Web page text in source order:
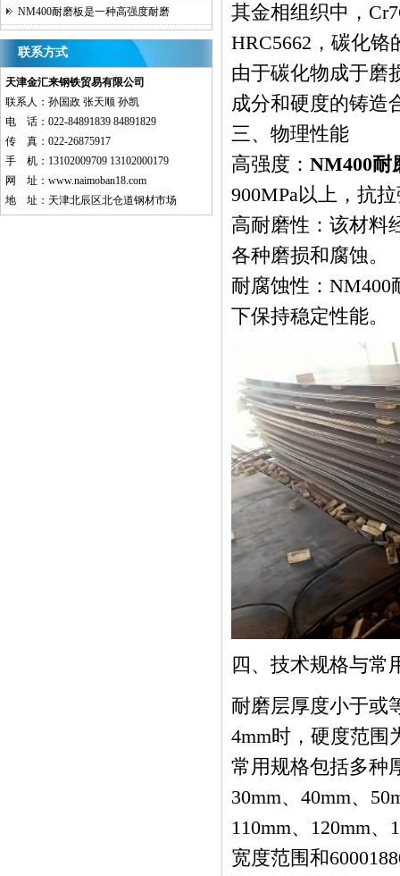
NM400耐磨板是一种高强度耐磨
联系方式
天津金汇来钢铁贸易有限公司
联系人：孙国政 张天顺 孙凯
电 话：022-84891839 84891829
传 真：022-26875917
手 机：13102009709 13102000179
网 址： www.naimoban18.com
地 址：天津北辰区北仓道钢材市场
其金相组织中，
HRC5662，碳化铬
由于碳化物成于磨
成分和硬度的铸造
三、物理性能
高强度： NM400耐
900MPa以上，抗
高耐磨性：该材料
各种磨损和腐蚀。
耐腐蚀性：
下保持稳定性能。
四、技术规格与常
耐磨层厚度小于或
4mm时，硬度范围
常用规格包括多种
30mm、40mm、
110mm、120mm
宽度范围和